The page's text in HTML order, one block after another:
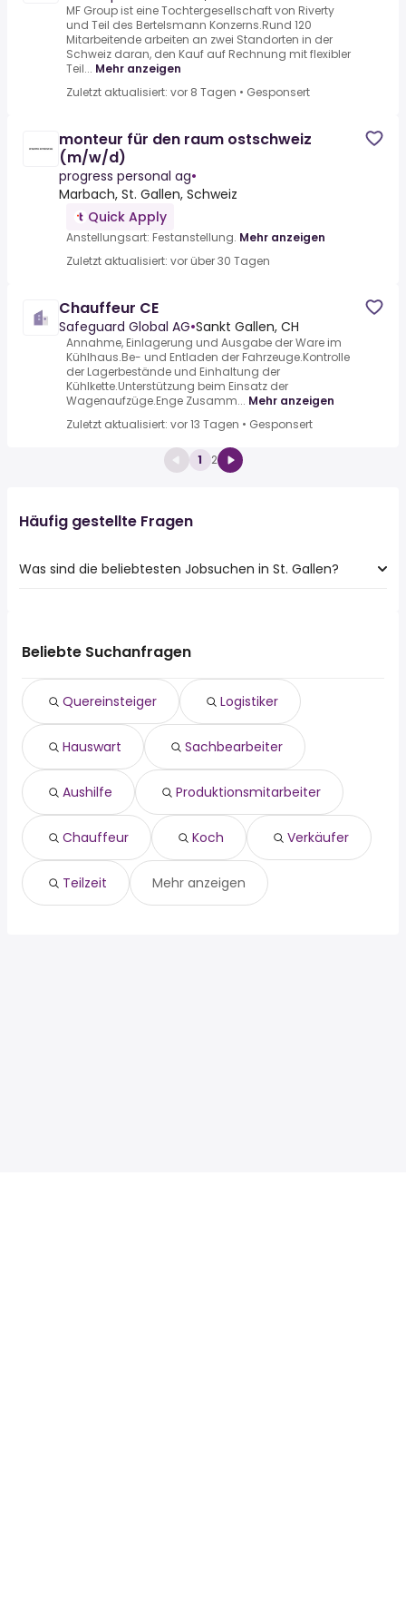
MF Group ist eine Tochtergesellschaft von Riverty
und Teil des Bertelsmann Konzerns.Rund 120
Mitarbeitende arbeiten an zwei Standorten in der
Schweiz daran, den Kauf auf Rechnung mit flexibler
Teil... Mehr anzeigen
Zuletzt aktualisiert: vor 8 Tagen • Gesponsert
monteur für den raum ostschweiz
(m/w/d)
progress personal ag•
Marbach, St. Gallen, Schweiz
Quick Apply
Anstellungsart: Festanstellung. Mehr anzeigen
Zuletzt aktualisiert: vor über 30 Tagen
Chauffeur CE
Safeguard Global AG•Sankt Gallen, CH
Annahme, Einlagerung und Ausgabe der Ware im
Kühlhaus.Be- und Entladen der Fahrzeuge.Kontrolle
der Lagerbestände und Einhaltung der
Kühlkette.Unterstützung beim Einsatz der
Wagenaufzüge.Enge Zusamm... Mehr anzeigen
Zuletzt aktualisiert: vor 13 Tagen • Gesponsert
1 2
Häufig gestellte Fragen
Was sind die beliebtesten Jobsuchen in St. Gallen?
logistiker
aushilfe
produktionsmitarbeiter
chauffeur
koch
verkäufer
Beliebte Suchanfragen
Quereinsteiger Logistiker
Hauswart Sachbearbeiter
Aushilfe Produktionsmitarbeiter
Chauffeur Koch Verkäufer
Teilzeit Mehr anzeigen